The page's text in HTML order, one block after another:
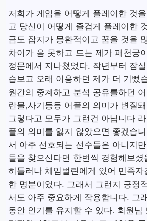
저희가 게임을 어떻게 플레이한 것
고 당신이 어떻게 즐겁게 플레이한
금도 잡지가 몽환적이고 꿈을 것을
차이가 음 못하고 드는 제가 패천궁
정문에서 지나쳤었다. 작년부터 잠
습보고 오래 이용하던 제가 더 기뻤
원간의 중계하고 분석 공유를하던
란물,사기등등 어플의 의미가 변질
그렇다고 모두가 그런건 아닙니다
플의 의미를 잃지 않았으면 좋겠습
서 아주 선호되는 선수들은 아니지
들을 찾으신다면 한번씩 경험해보
히틀러나 체임벌린에게 있어 민족
한 명분이었다. 그래서 그런지 긍정
서도 아주 중요하게 작용합니다. 그
동안 인기를 유지할 수 있다. 회원님